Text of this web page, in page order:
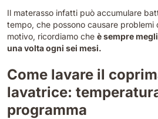
Il materasso infatti può accumulare
tempo, che possono causare problemi
motivo, ricordiamo che è sempre
una volta ogni sei mesi.
Come lavare il
lavatrice:
programma